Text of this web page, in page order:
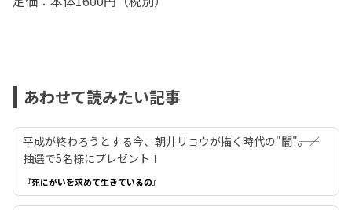
あわせて読みたい記事
平成が終わろうとする今、朝井リョウが描く時代の"闇"――。／
抽選で5名様にプレゼント！
『死にがいを求めて生きているの』